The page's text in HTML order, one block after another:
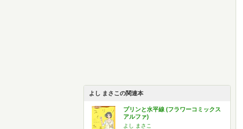
よし まさこの関連本
プリンと水平線 (フラワーコミックス
アルファ)
よし まさこ